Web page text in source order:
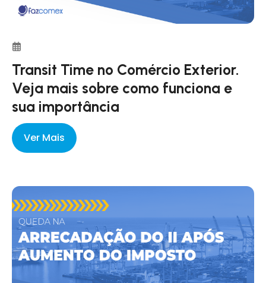
Transit Time no Comércio Exterior.
Veja mais sobre como funciona e
sua importância
Ver Mais